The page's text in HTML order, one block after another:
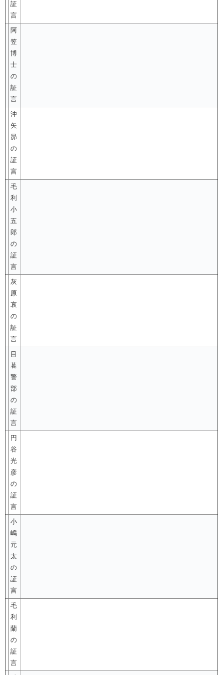
証
言
阿
笠
博
士
の
証
言
沖
矢
昴
の
証
言
毛
利
小
五
郎
の
証
言
灰
原
哀
の
証
言
目
暮
警
部
の
証
言
円
谷
光
彦
の
証
言
小
嶋
元
太
の
証
言
毛
利
蘭
の
証
言